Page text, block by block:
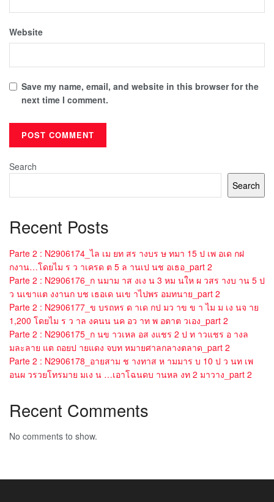
Website
Save my name, email, and website in this browser for the
next time I comment.
Search
Search
Recent Posts
Parte 2 : N2906174_ไล เม ยท สร างบร ษ ทมา 15 ป เพ อเด กฝ
กงาน…โดยไม ร ว าเครด ต 5 ล านเป นช อเธอ_part 2
Parte 2 : N2906176_ก นมาม าส งเง น 3 หม นให ผ วสร างบ าน 5 ป
ว นเขาแต งงานก บช เธอเด นเข าไปพร อมทนาย_part 2
Parte 2 : N2906177_ข บรถหร ด าเด กป มว าข ข า ไม ม เง นจ าย
1,200 โดยไม ร ว าล งคนน นค อว าท พ อตาต วเอง_part 2
Parte 2 : N2906175_ก นข าวเหล อส งแชร 2 ป ท าวแชร อ างล
มละลาย แต ถอยป ายแดง จบท หมายศาลกลางตลาด_part 2
Parte 2 : N2906178_อายสาม ช างทาส ห ามมาร บ 10 ป ว นท เพ
อนผ วรวยโทรมาย มเง น …เอาโฉนดบ านหล งท 2 มาวาง_part 2
Recent Comments
No comments to show.